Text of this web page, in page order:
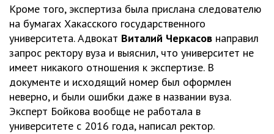
Кроме того, экспертиза была прислана следователю
на бумагах Хакасского государственного
университета. Адвокат Виталий Черкасов направил
запрос ректору вуза и выяснил, что университет не
имеет никакого отношения к экспертизе. В
документе и исходящий номер был оформлен
неверно, и были ошибки даже в названии вуза.
Эксперт Бойкова вообще не работала в
университете с 2016 года, написал ректор.